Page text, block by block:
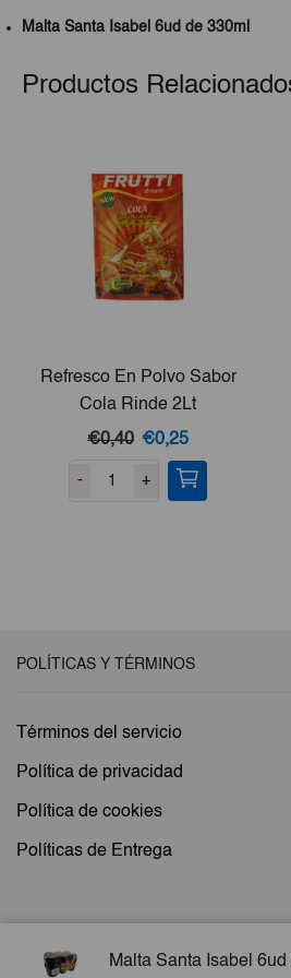
Malta Santa Isabel 6ud de 330ml
Productos
Refresco En Polvo Sabor
Cola Rinde 2Lt
€0,40 El
precio
original
€0,25El
precio
actual
- +
POLÍTICAS Y TÉRMINOS
Términos del servicio
Política de privacidad
Política de cookies
Políticas de Entrega
Copyright © 2026 Esencial Pack.
Malta Santa Isabel 6ud